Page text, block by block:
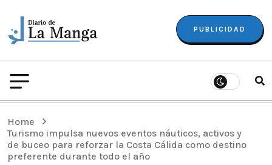
PUBLICIDAD
Home
Turismo impulsa nuevos eventos náuticos, activos y
de buceo para reforzar la Costa Cálida como destino
preferente durante todo el año